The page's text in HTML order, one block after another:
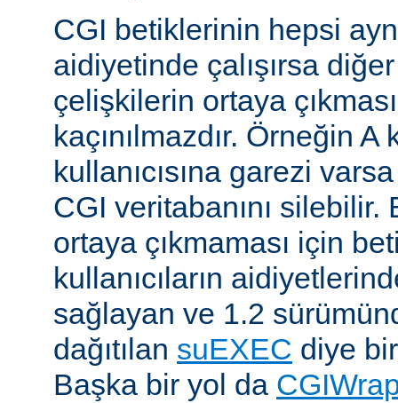
CGI betiklerinin hepsi
aidiyetinde çalışırsa
çelişkilerin ortaya
kaçınılmazdır. Örneğin A
kullanıcısına garezi
CGI veritabanını silebilir.
ortaya çıkmaması için
kullanıcıların
sağlayan ve 1.2
dağıtılan suEXEC diye
Başka bir yol da